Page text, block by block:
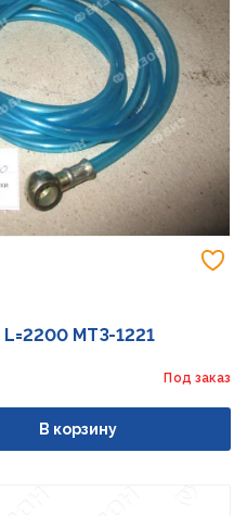
МТЗ-1221
Под заказ
В корзину